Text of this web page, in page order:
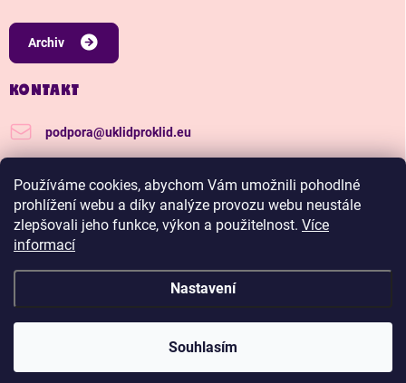
Používáme cookies, abychom Vám umožnili pohodlné
prohlížení webu a díky analýze provozu webu neustále
zlepšovali jeho funkce, výkon a použitelnost. Více
informací
Nastavení
Souhlasím
Hadříkománie, čím víc nakoupíš, tím větší slevu budeš
Archiv
KONTAKT
podpora@uklidproklid.eu
Další tipy a triky, jak na úklid pro klid
uklidproklid/
Copyright 2026Úklid pro klid. Všechna práva vyhrazena.Upravit nastavení
cookies